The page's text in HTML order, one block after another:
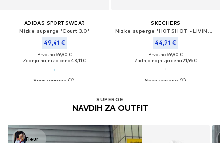
ADIDAS SPORTSWEAR
Nizke superge 'Court 3.0'
49,41 €
Prvotno: 69,90 €
Zadnja najnižja cena43,11 €
SKECHERS
Nizke superge 'HOTSHOT - LIVING LUXE'
44,91 €
Prvotno: 69,90 €
Zadnja najnižja cena21,96 €
SUPERGE
NAVDIH ZA OUTFIT
Fleur